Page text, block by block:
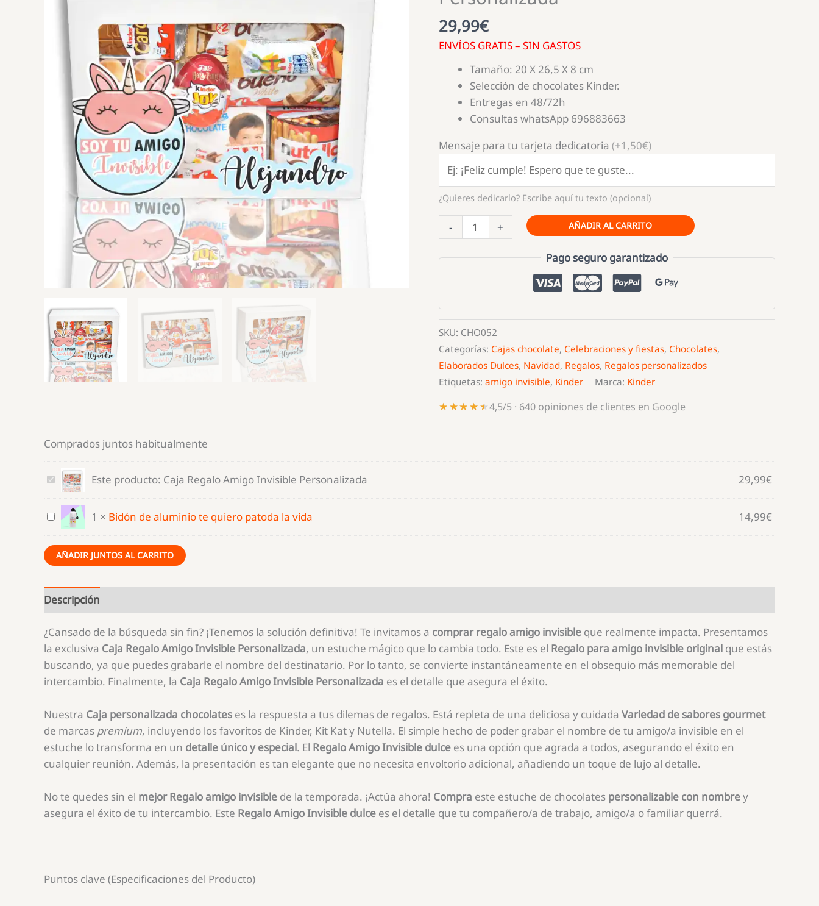
29,99€
ENVÍOS GRATIS – SIN GASTOS
Tamaño: 20 X 26,5 X 8 cm
Selección de chocolates Kínder.
Entregas en 48/72h
Consultas whatsApp 696883663
Mensaje para tu tarjeta dedicatoria (+1,50€)
¿Quieres dedicarlo? Escribe aquí tu texto (opcional)
-
Regalo
Amigo
cantidad
+ AÑADIR AL CARRITO
Pago seguro garantizado
SKU: CHO052
Categorías: Cajas chocolate, Celebraciones y fiestas, Chocolates,
Elaborados Dulces, Navidad, Regalos, Regalos personalizados
Etiquetas: amigo invisible, Kinder Marca: Kinder
★★★★★
★★★★★4,5/5 · 640 opiniones de clientes en Google
Comprados juntos habitualmente
Caja
Regalo
Amigo
Invisible
Personalizada
Este producto: Caja Regalo Amigo Invisible Personalizada 29,99€
Bidón
aluminio
te
patoda
la
vida
1 × Bidón de aluminio te quiero patoda la vida 14,99€
AÑADIR JUNTOS AL CARRITO
Descripción
¿Cansado de la búsqueda sin fin? ¡Tenemos la solución definitiva! Te invitamos a comprar regalo amigo invisible que realmente impacta. Presentamos
la exclusiva Caja Regalo Amigo Invisible Personalizada, un estuche mágico que lo cambia todo. Este es el Regalo para amigo invisible original que estás
buscando, ya que puedes grabarle el nombre del destinatario. Por lo tanto, se convierte instantáneamente en el obsequio más memorable del
intercambio. Finalmente, la Caja Regalo Amigo Invisible Personalizada es el detalle que asegura el éxito.
Nuestra Caja personalizada chocolates es la respuesta a tus dilemas de regalos. Está repleta de una deliciosa y cuidada Variedad de sabores gourmet
de marcas premium, incluyendo los favoritos de Kinder, Kit Kat y Nutella. El simple hecho de poder grabar el nombre de tu amigo/a invisible en el
estuche lo transforma en un detalle único y especial. El Regalo Amigo Invisible dulce es una opción que agrada a todos, asegurando el éxito en
cualquier reunión. Además, la presentación es tan elegante que no necesita envoltorio adicional, añadiendo un toque de lujo al detalle.
No te quedes sin el mejor Regalo amigo invisible de la temporada. ¡Actúa ahora! Compra este estuche de chocolates personalizable con nombrey
asegura el éxito de tu intercambio. Este Regalo Amigo Invisible dulce es el detalle que tu compañero/a de trabajo, amigo/a o familiar querrá.
Puntos clave (Especificaciones del Producto)